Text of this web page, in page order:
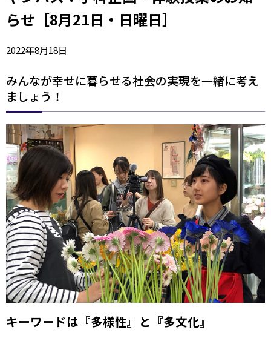
らせ［8月21日・日曜日］
2022年8月18日
みんなが幸せに暮らせる社会の実現を一緒に考え
ましょう！
キーワードは『多様性』と『多文化』